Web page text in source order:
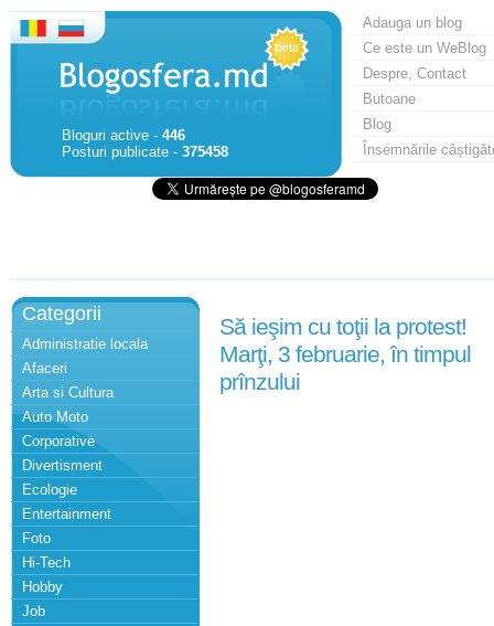
Bloguri active - 446
Posturi publicate - 375458
Adauga un blog
Ce este un WeBlog
Despre, Contact
Butoane
Blog
Însemnările
Categorii
Administratie locala
Afaceri
Arta si Cultura
Auto Moto
Corporative
Divertisment
Ecologie
Entertainment
Foto
Hi-Tech
Hobby
Job
Să ieşim cu toţii la protest!
Marţi, 3 februarie, în timpul
prînzului